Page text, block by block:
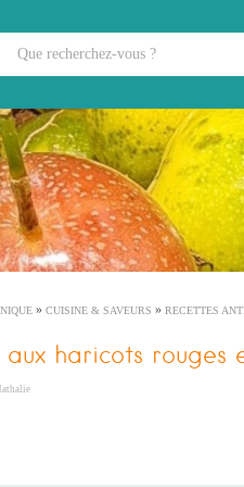
» CUISINE & SAVEURS » RECETTES
aux haricots rouges